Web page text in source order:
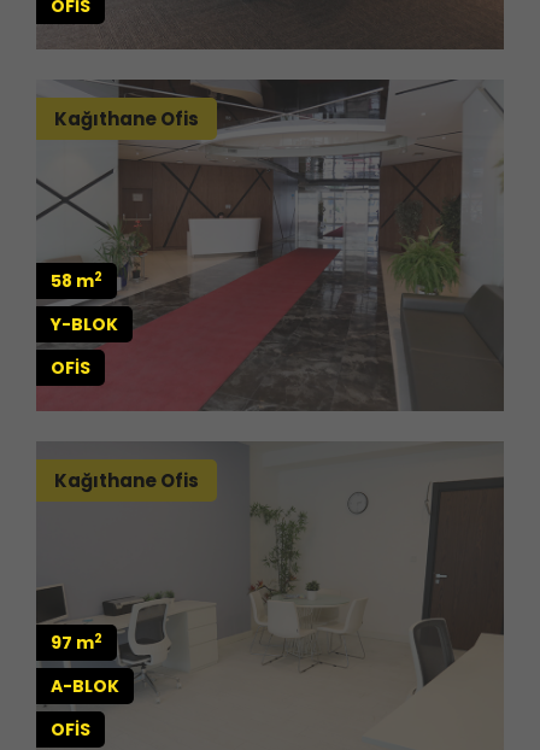
OFİS
Kağıthane Ofis
58 m2
Y-BLOK
OFİS
Kağıthane Ofis
97 m2
A-BLOK
OFİS